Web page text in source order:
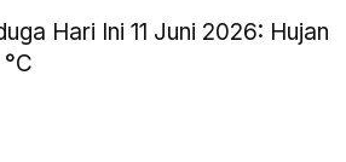
Hari Ini 11 Juni 2026: Hujan